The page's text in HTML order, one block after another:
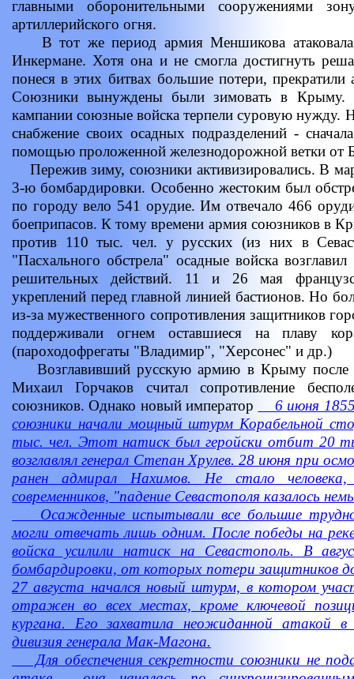
главными оборонительными сооружениями
артиллерийского огня.
В тот же период армия Меншикова атаковала
Инкермане. Хотя она и не смогла достигнуть
понеся в этих битвах большие потери, прекратили
Союзники вынуждены были зимовать в Крыму.
кампании союзные войска терпели суровую нужду.
снабжение своих осадных подразделений -
помощью проложенной железнодорожной ветки от
Пережив зиму, союзники активизировались. В
3-ю бомбардировки. Особенно жестоким был
по городу вело 541 орудие. Им отвечало 466
боеприпасов. К тому времени армия союзников в
против 110 тыс. чел. у русских (из них в
"Пасхального обстрела" осадные войска
решительных действий. 11 и 26 мая
укреплений перед главной линией бастионов. Но
из-за мужественного сопротивления защитников
поддерживали огнем оставшиеся на плаву
(пароходофрегаты "Владимир", "Херсонес" и др.)
Возглавивший русскую армию в Крыму после
Михаил Горчаков считал сопротивление
союзников. Однако новый император
6 июня 1855
союзники начали мощный штурм Корабельной
тыс. чел. Этот натиск был геройски отбит 20
возглавлял генерал Степан Хрулев. 28 июня при
ранен адмирал Нахимов. Не стало
современников, "падение Севастополя казалось
Осажденные испытывали все большие
могли отвечать лишь одним. После победы на
войска усилили натиск на Севастополь. В
бомбардировки, от которых потери защитников
27 августа начался новый штурм, в котором
отражен во всех местах, кроме ключевой
кургана. Его захватила неожиданной атакой в
дивизия генерала Мак-Магона.
Для обеспечения секретности союзники не